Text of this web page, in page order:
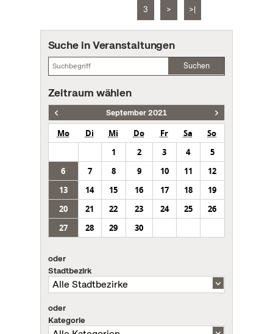
3 > >|
Suche in Veranstaltungen
Suchen
Zeitraum wählen
September 2021
Mo Di Mi Do Fr Sa
So
1
2 3 4
5
6
7 8 9 10 11
12
13
14 15 16 17 18
19
20
21 22 23 24 25
26
27
28 29 30
oder
Stadtbezirk
oder
Kategorie